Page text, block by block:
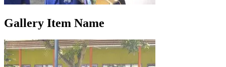
Gallery Item Name